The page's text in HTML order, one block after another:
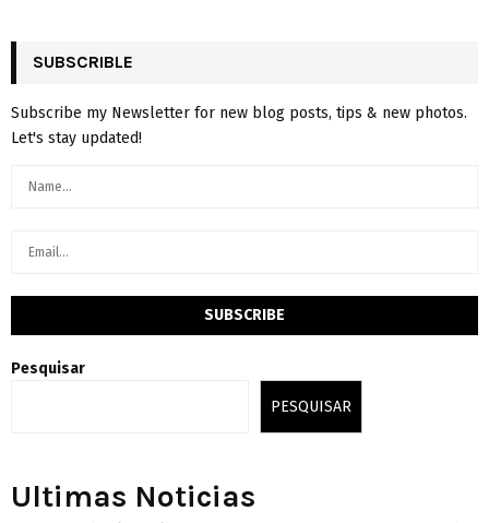
SUBSCRIBLE
Subscribe my Newsletter for new blog posts, tips & new photos.
Let's stay updated!
Pesquisar
PESQUISAR
Ultimas Noticias